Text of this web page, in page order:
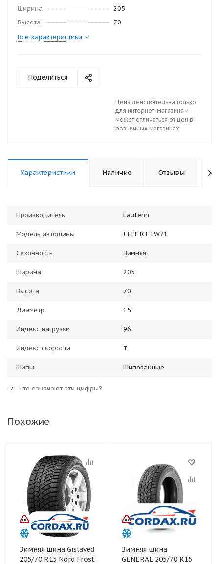
Ширина
205
Высота
70
Все характеристики
Поделиться
Цена действительна только
для интернет-магазина и
может отличаться от цен в
розничных магазинах
Характеристики Наличие Отзывы
Производитель Laufenn
Модель автошины I FIT ICE LW71
Сезонность Зимняя
Ширина 205
Высота 70
Диаметр 15
Индекс нагрузки 96
Индекс скорости T
Шипы Шипованные
? Что означают эти цифры?
Похожие
Зимняя шина Gislaved
205/70 R15 Nord Frost
Зимняя шина
GENERAL 205/70 R15